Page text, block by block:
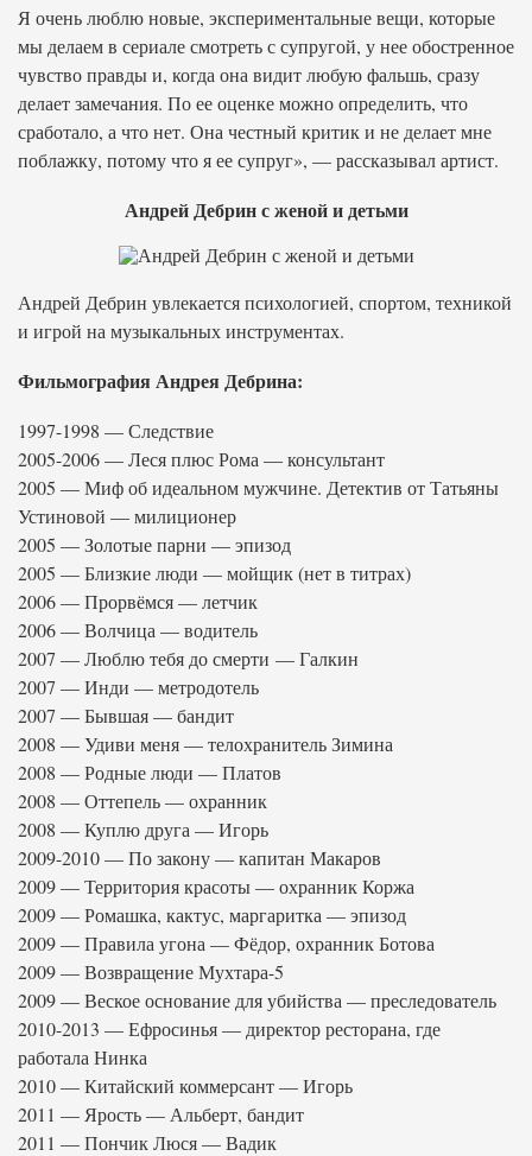
Я очень люблю новые, экспериментальные вещи, которые
мы делаем в сериале смотреть с супругой, у нее обостренное
чувство правды и, когда она видит любую фальшь, сразу
делает замечания. По ее оценке можно определить, что
сработало, а что нет. Она честный критик и не делает мне
поблажку, потому что я ее супруг», — рассказывал артист.
Андрей Дебрин с женой и детьми
Андрей Дебрин увлекается психологией, спортом, техникой
и игрой на музыкальных инструментах.
Фильмография Андрея Дебрина:
1997-1998 — Следствие
2005-2006 — Леся плюс Рома — консультант
2005 — Миф об идеальном мужчине. Детектив от Татьяны
Устиновой — милиционер
2005 — Золотые парни — эпизод
2005 — Близкие люди — мойщик (нет в титрах)
2006 — Прорвёмся — летчик
2006 — Волчица — водитель
2007 — Люблю тебя до смерти — Галкин
2007 — Инди — метродотель
2007 — Бывшая — бандит
2008 — Удиви меня — телохранитель Зимина
2008 — Родные люди — Платов
2008 — Оттепель — охранник
2008 — Куплю друга — Игорь
2009-2010 — По закону — капитан Макаров
2009 — Территория красоты — охранник Коржа
2009 — Ромашка, кактус, маргаритка — эпизод
2009 — Правила угона — Фёдор, охранник Ботова
2009 — Возвращение Мухтара-5
2009 — Веское основание для убийства — преследователь
2010-2013 — Ефросинья — директор ресторана, где
работала Нинка
2010 — Китайский коммерсант — Игорь
2011 — Ярость — Альберт, бандит
2011 — Пончик Люся — Вадик